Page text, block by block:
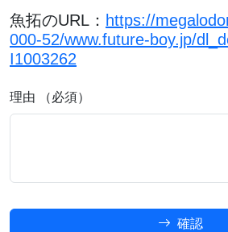
魚拓のURL： https://
000-52/www.future-boy.jp/
I1003262
理由 （必須）
確認